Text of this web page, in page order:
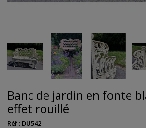
Banc de jardin en fonte
effet rouillé
Réf : DU542